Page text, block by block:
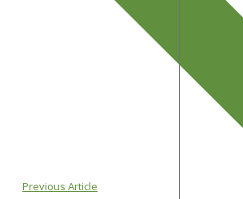
Previous Article